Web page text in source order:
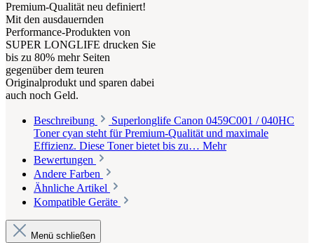
Premium-Qualität neu definiert!
Mit den ausdauernden
Performance-Produkten von
SUPER LONGLIFE drucken Sie
bis zu 80% mehr Seiten
gegenüber dem teuren
Originalprodukt und sparen dabei
auch noch Geld.
Beschreibung
Superlonglife Canon 0459C001 / 040HC
Toner cyan steht für Premium-Qualität und maximale
Effizienz. Diese Toner bietet bis zu… Mehr
Bewertungen
Andere Farben
Ähnliche Artikel
Kompatible Geräte
Menü schließen